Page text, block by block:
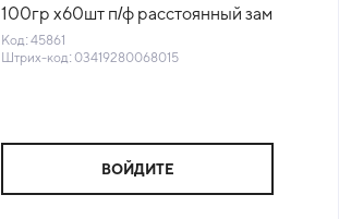
100гр х60шт п/ф расстоянный зам
Bridor® (КОР) (39701)(КОД 45861)
(-18°С)
Код: 45861
Штрих-код: 03419280068015
ВОЙДИТЕ